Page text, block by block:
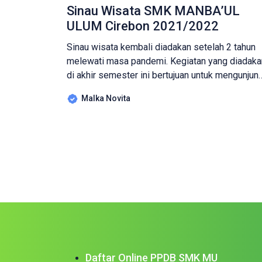
Sinau Wisata SMK MANBA’UL
ULUM Cirebon 2021/2022
Sinau wisata kembali diadakan setelah 2 tahun
melewati masa pandemi. Kegiatan yang
di akhir semester ini bertujuan untuk
dengan Program Pembelajaran Kurikulum 2013.
Malka Novita
Daftar Online PPDB SMK MU